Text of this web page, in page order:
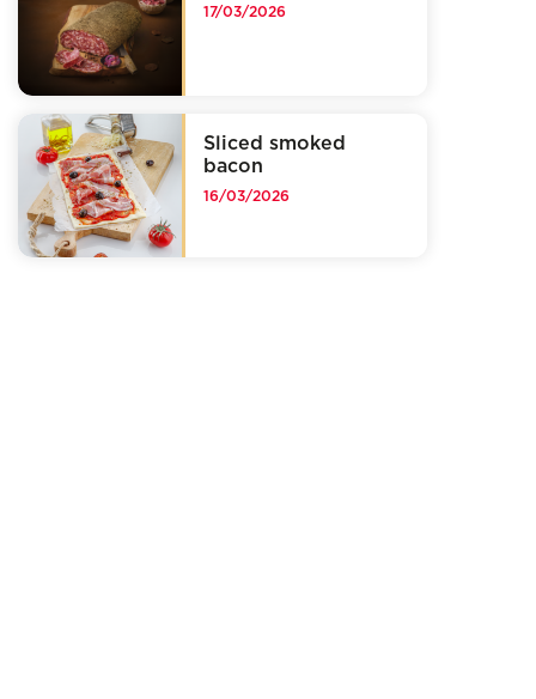
17/03/2026
Sliced smoked
bacon
16/03/2026